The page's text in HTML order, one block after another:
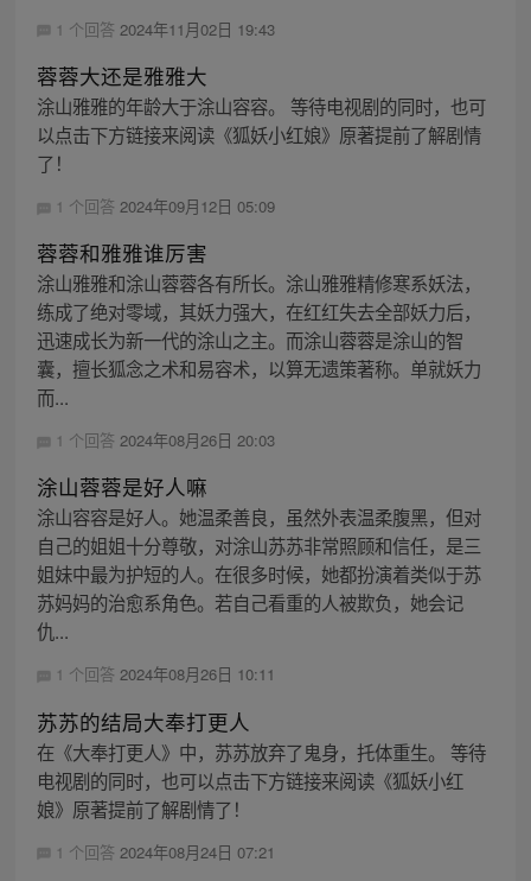
1 个回答 2024年11月02日 19:43
蓉蓉大还是雅雅大
涂山雅雅的年龄大于涂山容容。 等待电视剧的同时，也可
以点击下方链接来阅读《狐妖小红娘》原著提前了解剧情
了！
1 个回答 2024年09月12日 05:09
蓉蓉和雅雅谁厉害
涂山雅雅和涂山蓉蓉各有所长。涂山雅雅精修寒系妖法，
练成了绝对零域，其妖力强大，在红红失去全部妖力后，
迅速成长为新一代的涂山之主。而涂山蓉蓉是涂山的智
囊，擅长狐念之术和易容术，以算无遗策著称。单就妖力
而...
1 个回答 2024年08月26日 20:03
涂山蓉蓉是好人嘛
涂山容容是好人。她温柔善良，虽然外表温柔腹黑，但对
自己的姐姐十分尊敬，对涂山苏苏非常照顾和信任，是三
姐妹中最为护短的人。在很多时候，她都扮演着类似于苏
苏妈妈的治愈系角色。若自己看重的人被欺负，她会记
仇...
1 个回答 2024年08月26日 10:11
苏苏的结局大奉打更人
在《大奉打更人》中，苏苏放弃了鬼身，托体重生。 等待
电视剧的同时，也可以点击下方链接来阅读《狐妖小红
娘》原著提前了解剧情了！
1 个回答 2024年08月24日 07:21